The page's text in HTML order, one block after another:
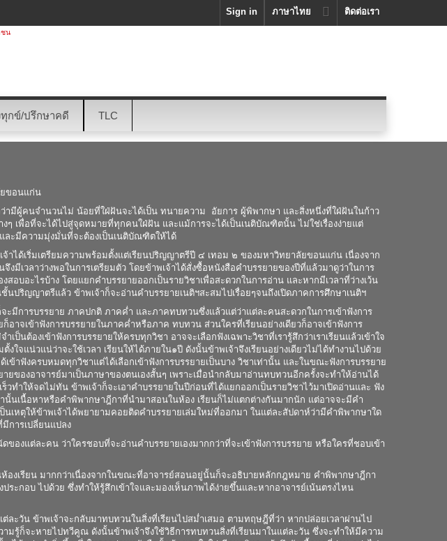
ติดต่อเรา
ภาษาไทย
Sign in
ชน
ทุกข์/ปรึกษาคดี TLC
ขอนแก่น
ามีผู้คนจำนวนไม่ น้อยที่ใฝ่ฝันจะได้เป็น ทนายความ อัยการ ผู้พิพากษา และสิ่งหนึ่งที่ใฝ่ฝันในก้าว
เพื่อที่จะได้ไปสู่จุดหมายที่ทุกคนใฝ่ฝัน และแม้การจะได้เป็นเนติบัณฑิตนั้น ไม่ใช่เรื่องง่ายแต่
ละมีความมุ่งมั่นที่จะต้องเป็นเนติบัณฑิตให้ได้
เริ่มเตรียมความพร้อมตั้งแต่เรียนปริญญาตรีปี ๔ เทอม ๒ ของมหาวิทยาลัยขอนแก่น เนื่องจาก
งมีเวลาว่างพอในการเตรียมตัว โดยข้าพเจ้าได้สั่งซื้อหนังสือคำบรรยายของปีที่แล้วมาดูว่าในการ
อบอะไรบ้าง โดยแยกคำบรรยายออกเป็นรายวิชาเพื่อสะดวกในการอ่าน และหากมีเวลาที่ว่างเว้น
ปริญญาตรีแล้ว ข้าพเจ้าก็จะอ่านคำบรรยายเนติฯสะสมไปเรื่อยๆจนถึงเปิดภาคการศึกษาเนติฯ
รบรรยาย ภาคปกติ ภาคค่ำ และภาคทบทวนซึ่งแล้วแต่ว่าแต่ละคนสะดวกในการเข้าฟังการ
อาจเข้าฟังการบรรยายในภาคค่ำหรือภาค ทบทวน ส่วนใครที่เรียนอย่างเดียวก็อาจเข้าฟังการ
นต้องเข้าฟังการบรรยายให้ครบทุกวิชา อาจจะเลือกฟังเฉพาะวิชาที่เรารู้สึกว่าเราเรียนแล้วเข้าใจ
ใจแน่วแน่ว่าจะใช้เวลา เรียนให้ได้ภายใน๑ปี ดังนั้นข้าพเจ้าจึงเรียนอย่างเดียวไม่ได้ทำงานไปด้วย
ข้าฟังครบหมดทุกวิชาแต่ได้เลือกเข้าฟังการบรรยายเป็นบาง วิชาเท่านั้น และในขณะฟังการบรรยาย
ของอาจารย์มาเป็นภาษาของตนเองสั้นๆ เพราะเมื่อนำกลับมาอ่านทบทวนอีกครั้งจะทำให้อ่านได้
วทำให้จดไม่ทัน ข้าพเจ้าก็จะเอาคำบรรยายในปีก่อนที่ได้แยกออกเป็นรายวิชาไว้มาเปิดอ่านและ ฟัง
นั้นเนื้อหาหรือคำพิพากษาฎีกาที่นำมาสอนในห้อง เรียนก็ไม่แตกต่างกันมากนัก แต่อาจจะมีคำ
นเหตุให้ข้าพเจ้าได้พยายามคอยติดคำบรรยายเล่มใหม่ที่ออกมา ในแต่ละสัปดาห์ว่ามีคำพิพากษาใด
การเปลี่ยนแปลง
ละคน ว่าใครชอบที่จะอ่านคำบรรยายเองมากกว่าที่จะเข้าฟังการบรรยาย หรือใครที่ชอบเข้า
ยน มากกว่าเนื่องจากในขณะที่อาจารย์สอนอยู่นั้นก็จะอธิบายหลักกฎหมาย คำพิพากษาฎีกา
ระกอบ ไปด้วย ซึ่งทำให้รู้สึกเข้าใจและมองเห็นภาพได้ง่ายขึ้นและหากอาจารย์เน้นตรงไหน
ข้าพเจ้าจะกลับมาทบทวนในสิ่งที่เรียนไปสม่ำเสมอ ตามทฤษฎีที่ว่า หากปล่อยเวลาผ่านไป
มรู้ก็จะหายไปทวีคูณ ดังนั้นข้าพเจ้าจึงใช้วิธีการทบทวนสิ่งที่เรียนมาในแต่ละวัน ซึ่งจะทำให้มีความ